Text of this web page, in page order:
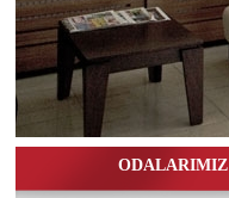
ODALARIMIZ